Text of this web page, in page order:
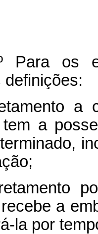
Para os
definições:
a
tem a
a
la por